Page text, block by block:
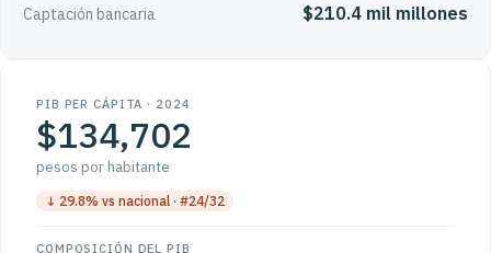
Captación bancaria $210.4 mil millones
PIB PER CÁPITA · 2024
$134,702
pesos por habitante
↓ 29.8% vs nacional · #24/32
COMPOSICIÓN DEL PIB